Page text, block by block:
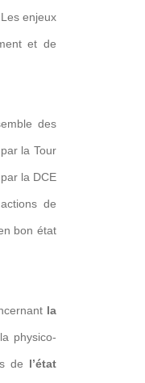
enjeux
et de
des
la Tour
la DCE
de
bon état
la
physico-
de l’état